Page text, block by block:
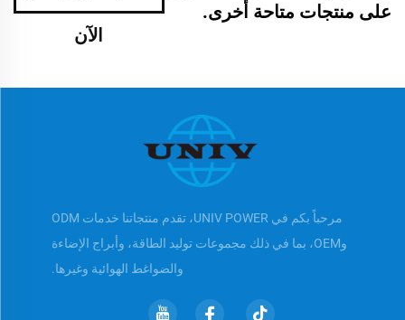
على منتجات متاحة أخرى.
الآن
مرحباً بكم في UNIV POWER، تقدم منتجاتنا خدمات ODM
وOEM، بما في ذلك مجموعات توليد الطاقة، وأبراج الإضاءة
والضواغط الهوائية وغيرها.